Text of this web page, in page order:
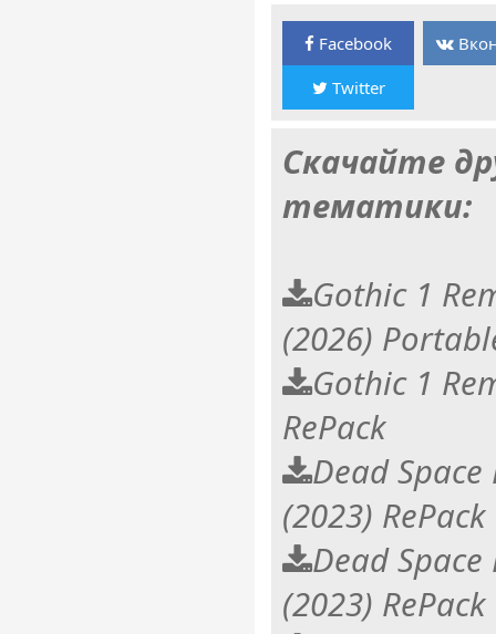
Facebook
Twitter
Скачайте
тематики:
Gothic 1
(2026)
Gothic 1
RePack
Dead
(2023) RePack
Dead
(2023) RePack